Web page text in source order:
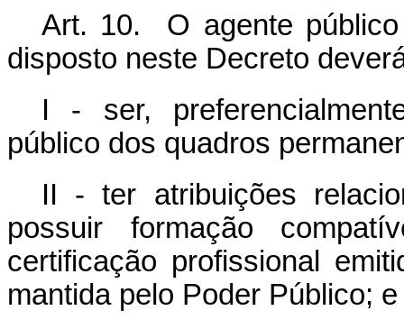
Art. 10. O agente
disposto neste Decreto
I - ser,
público dos quadros
II - ter atribuições
possuir formação
certificação profissional
mantida pelo Poder Público; e